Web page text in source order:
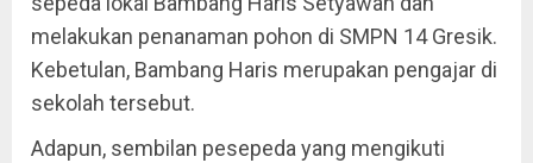
melakukan penanaman pohon di SMPN 14 Gresik.
Kebetulan, Bambang Haris merupakan pengajar di
sekolah tersebut.
Adapun, sembilan pesepeda yang mengikuti